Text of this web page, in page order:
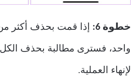
خطوة 6: إذا قمت بحذف أكثر
واحد، فسترى مطالبة بحذف
لإنهاء العملية.